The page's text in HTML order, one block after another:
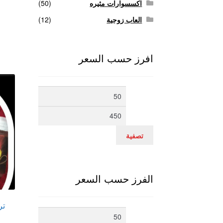
اكسسوارات مثيره
(50)
العاب زوجية
(12)
افرز حسب السعر
أدنى
تصفية
الفرز حسب السعر
أدنى